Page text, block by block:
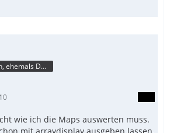
aka Rettich, ehemals DAU
wie ich die Maps auswerten muss.